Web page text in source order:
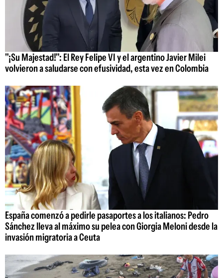
"¡Su Majestad!": El Rey Felipe VI y el argentino Javier Milei
volvieron a saludarse con efusividad, esta vez en Colombia
España comenzó a pedirle pasaportes a los italianos: Pedro
Sánchez lleva al máximo su pelea con Giorgia Meloni desde la
invasión migratoria a Ceuta